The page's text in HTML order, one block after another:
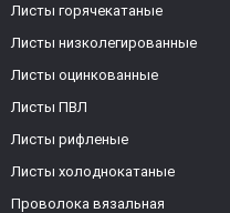
Листы горячекатаные
Листы низколегированные
Листы оцинкованные
Листы ПВЛ
Листы рифленые
Листы холоднокатаные
Проволока вязальная